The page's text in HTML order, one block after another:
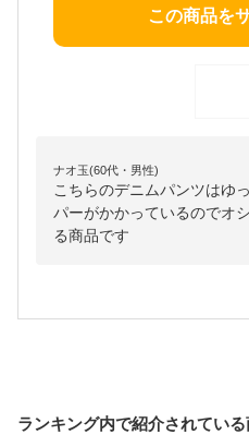
この商品を
ナオ玉(60代・男性)
こちらのデニムパンツはゆ
パーがかかっているのでオ
る商品です
ランキング内で紹介されてい